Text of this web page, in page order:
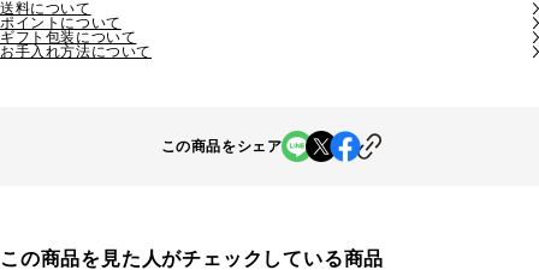
送料について
ポイントについて
ギフト包装について
お手入れ方法について
この商品をシェア
この商品を見た人がチェックしている商品